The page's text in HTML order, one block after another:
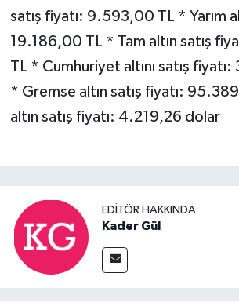
satış fiyatı: 9.593,00 TL * Yarım
19.186,00 TL * Tam altın satış
TL * Cumhuriyet altını satış
* Gremse altın satış fiyatı:
altın satış fiyatı: 4.219,26 dolar
EDITÖR HAKKINDA
Kader Gül